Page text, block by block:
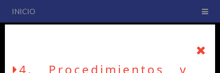
INICIO
4. Procedimientos y